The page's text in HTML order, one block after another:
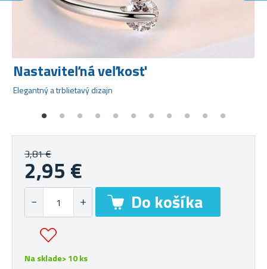
Nastaviteľná veľkosť
Elegantný a trblietavý dizajn
3,81 €
2,95 €
Na sklade> 10 ks